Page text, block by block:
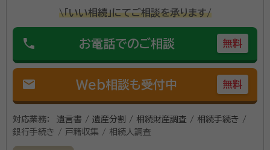
存じでなければ難しい手続きとなります。ぜひ、専門家
らないために！！＞ 相続トラブルを未然に防ぐために
は、生前から「遺言書」の準備をしておくことが重要で
す。 令和２年の法改正により、お手軽な「自筆証書遺言」
が使いやすくなりました！！ お気軽にお問い合わせく
\「いい相続」にてご相談を承ります/
phone お電話でのご相談 無料
mail Web相談も受付中 無料
対応業務：
遺言書 / 遺産分割 / 相続財産調査 / 相続手続き /
銀行手続き / 戸籍収集 / 相続人調査